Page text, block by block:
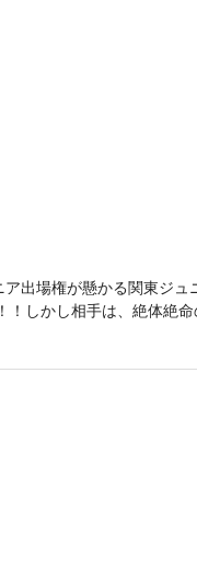
出場権が懸かる関東ジュ
しかし相手は、絶体絶命
両者の底力が激突する闘